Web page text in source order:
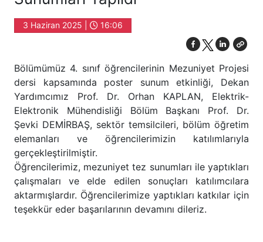
3 Haziran 2025 | 16:06
Bölümümüz 4. sınıf öğrencilerinin Mezuniyet Projesi
dersi kapsamında poster sunum etkinliği, Dekan
Yardımcımız Prof. Dr. Orhan KAPLAN, Elektrik-
Elektronik Mühendisliği Bölüm Başkanı Prof. Dr.
Şevki DEMİRBAŞ, sektör temsilcileri, bölüm öğretim
elemanları ve öğrencilerimizin katılımlarıyla
gerçekleştirilmiştir.
Öğrencilerimiz, mezuniyet tez sunumları ile yaptıkları
çalışmaları ve elde edilen sonuçları katılımcılara
aktarmışlardır. Öğrencilerimize yaptıkları katkılar için
teşekkür eder başarılarının devamını dileriz.